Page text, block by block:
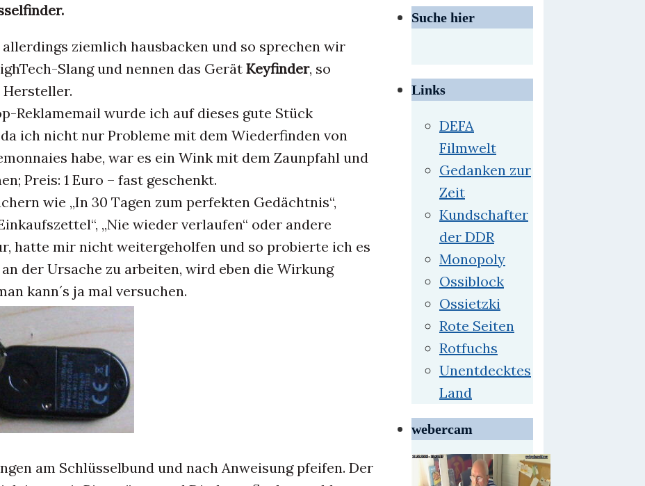
ziemlich hausbacken und so sprechen wir
Slang und nennen das Gerät Keyfinder, so
Hersteller.
Reklamemail wurde ich auf dieses gute Stück
ich nicht nur Probleme mit dem Wiederfinden von
habe, war es ein Wink mit dem Zaunpfahl und
Preis: 1 Euro – fast geschenkt.
wie „In 30 Tagen zum perfekten Gedächtnis“,
„Nie wieder verlaufen“ oder andere
hatte mir nicht weitergeholfen und so probierte ich es
der Ursache zu arbeiten, wird eben die Wirkung
kann´s ja mal versuchen.
am Schlüsselbund und nach Anweisung pfeifen. Der
Suche hier
Links
DEFA
Filmwelt
Gedanken zur
Zeit
Kundschafter
der DDR
Monopoly
Ossiblock
Ossietzki
Rote Seiten
Rotfuchs
Unentdecktes
Land
webercam